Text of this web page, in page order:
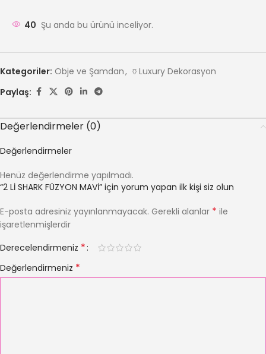
40 Şu anda bu ürünü inceliyor.
Kategoriler: Obje ve Şamdan, 🏺Luxury Dekorasyon
Paylaş:
Değerlendirmeler (0)
Değerlendirmeler
Henüz değerlendirme yapılmadı.
“2 Lİ SHARK FÜZYON MAVİ” için yorum yapan ilk kişi siz olun
E-posta adresiniz yayınlanmayacak. Gerekli alanlar * ile
işaretlenmişlerdir
Derecelendirmeniz *
Değerlendirmeniz *